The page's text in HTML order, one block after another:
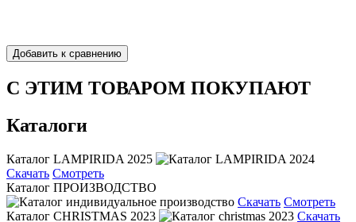
С ЭТИМ ТОВАРОМ ПОКУПАЮТ
Каталоги
Каталог LAMPIRIDA 2025
Скачать Смотреть
Каталог ПРОИЗВОДСТВО
Скачать Смотреть
Каталог CHRISTMAS 2023
Скачать